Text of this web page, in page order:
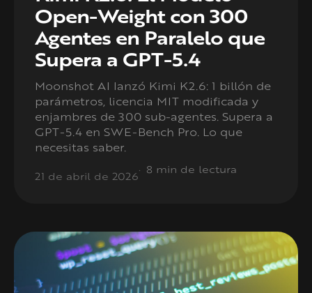
Open-Weight con 300
Agentes en Paralelo que
Supera a GPT-5.4
Moonshot AI lanzó Kimi K2.6: 1 billón de
parámetros, licencia MIT modificada y
enjambres de 300 sub-agentes. Supera a
GPT-5.4 en SWE-Bench Pro. Lo que
necesitas saber.
21 de abril de 2026
8 min de lectura